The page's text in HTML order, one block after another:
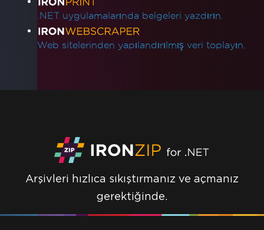
.NET uygulamalarında belgeleri yazdırın.
Web sitelerinden yapılandırılmış veri toplayın.
Arşivleri hızlıca sıkıştırmanız ve açmanız
gerektiğinde.